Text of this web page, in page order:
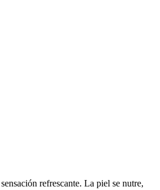
refrescante. La piel se nutre,